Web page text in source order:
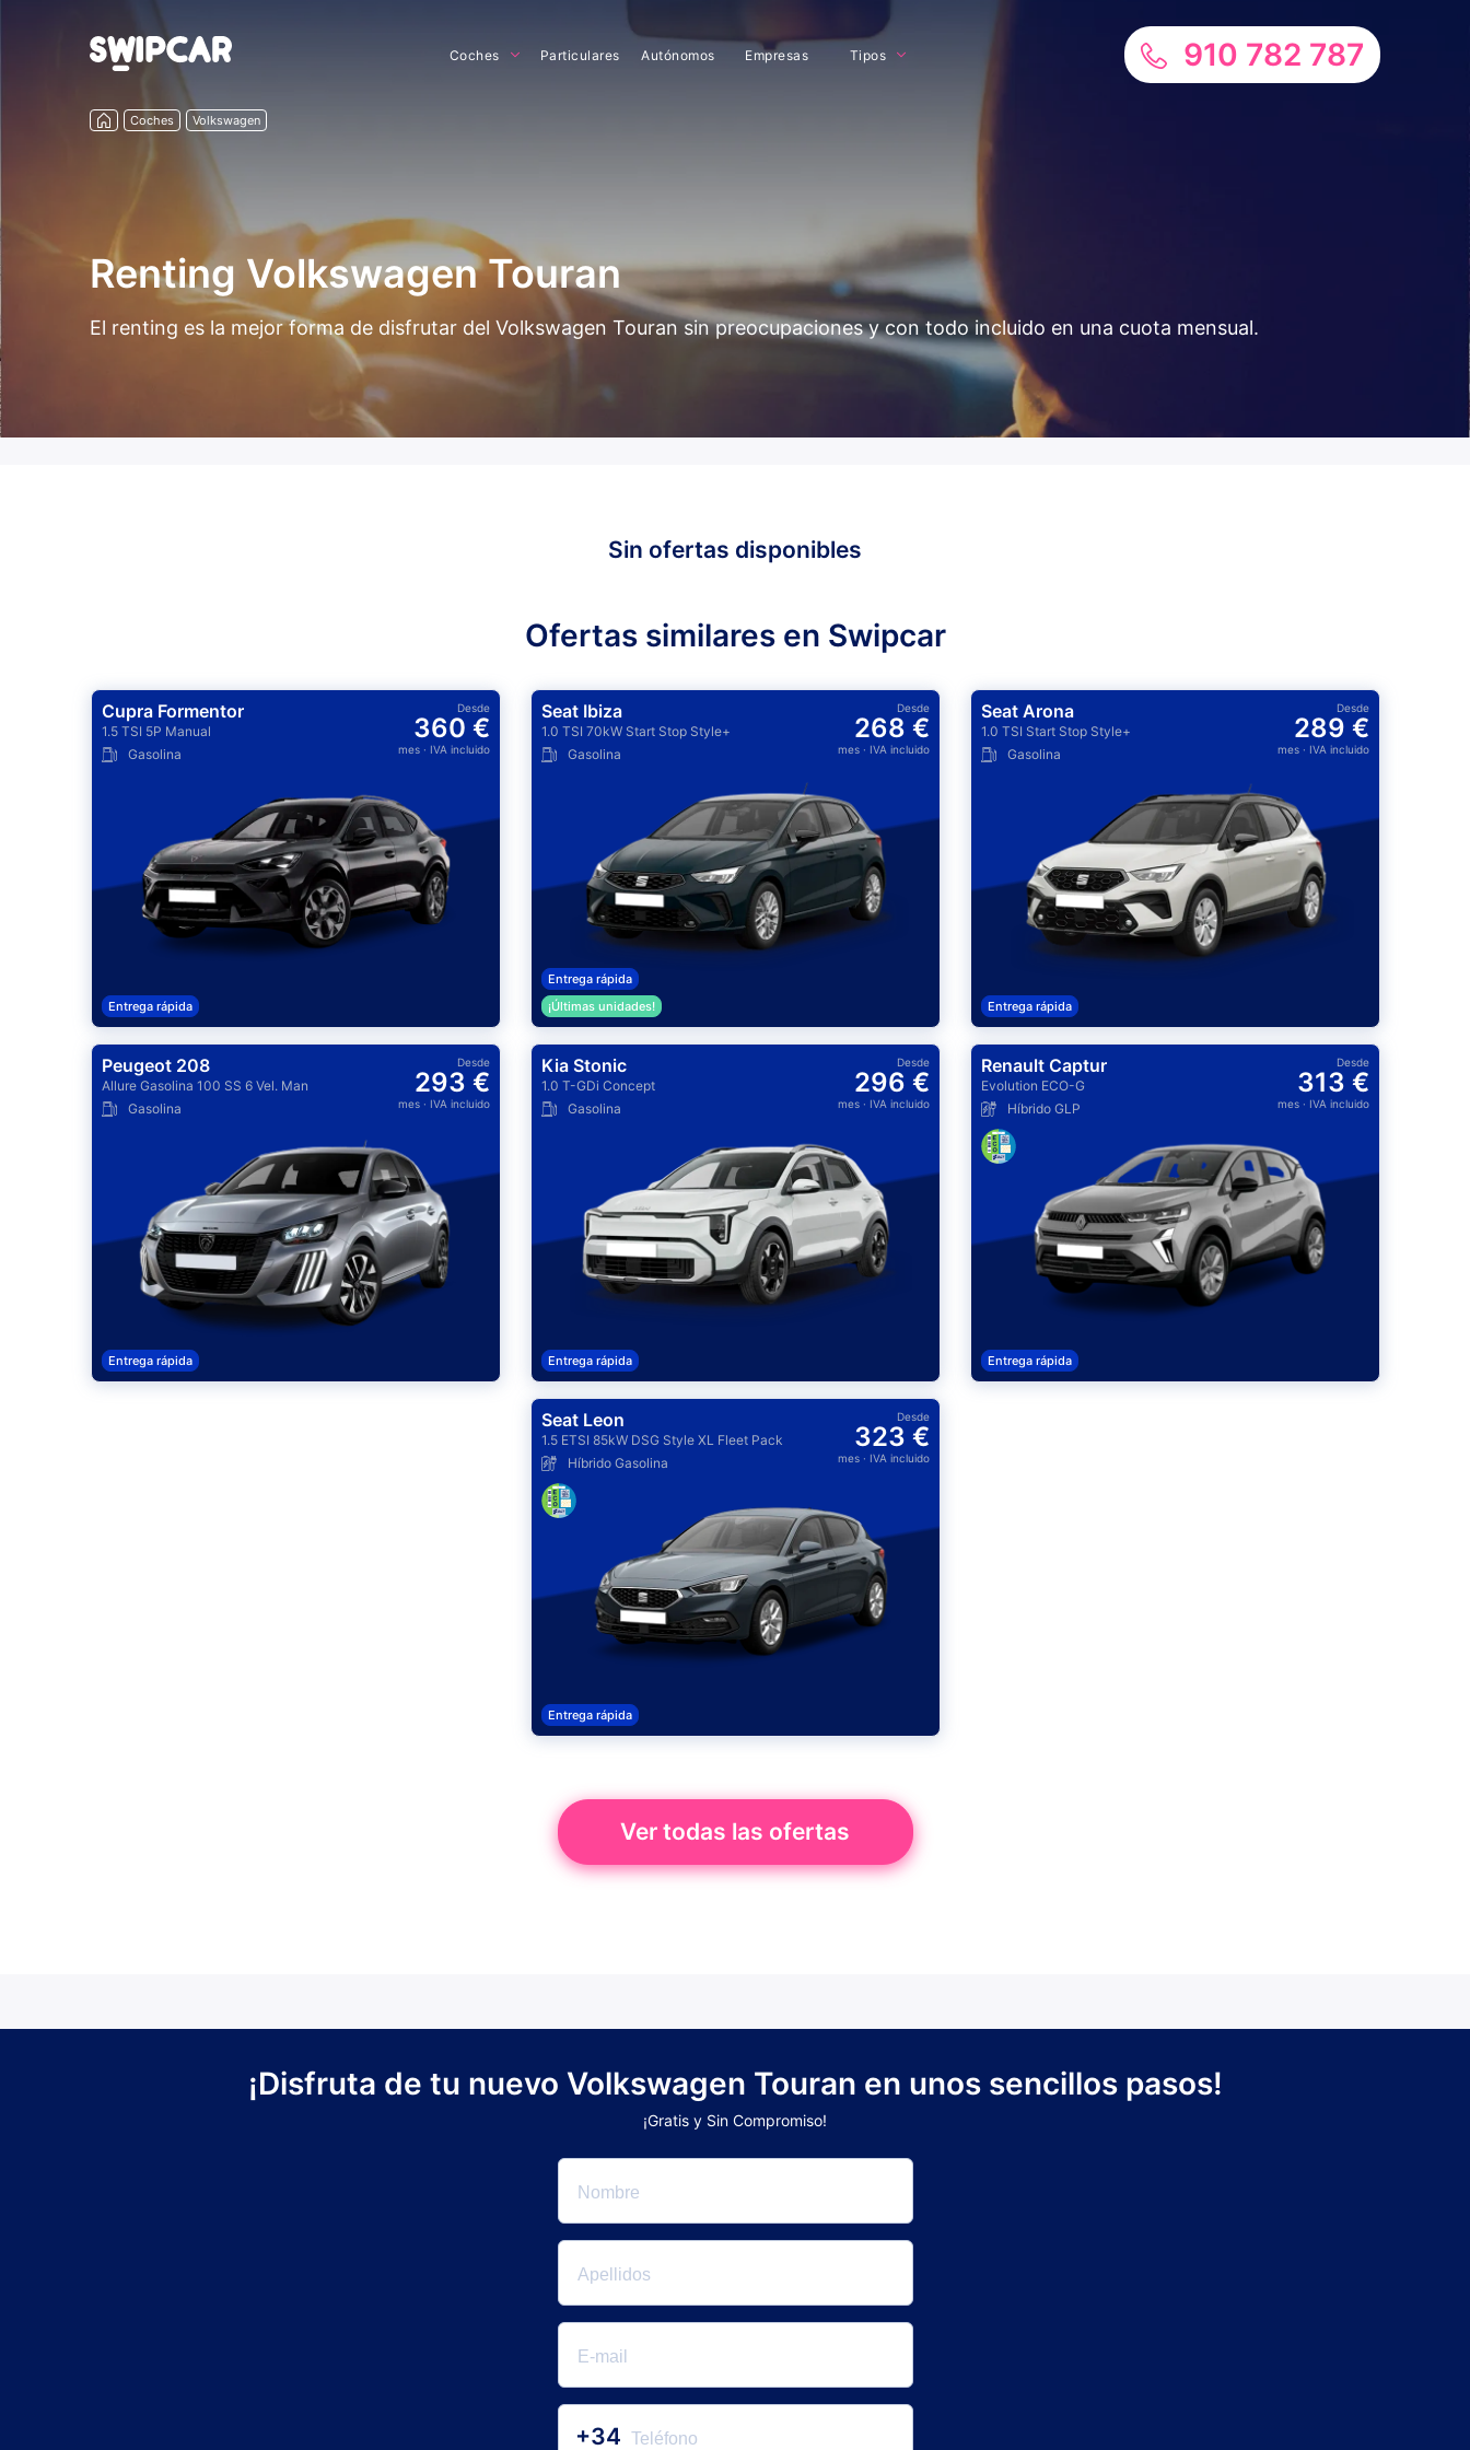
Coches Particulares Autónomos Empresas Tipos 910 782 787
Coches Volkswagen
Renting Volkswagen Touran
El renting es la mejor forma de disfrutar del Volkswagen Touran sin preocupaciones y con todo incluido en una cuota mensual.
Sin ofertas disponibles
Ofertas similares en Swipcar
Cupra Formentor
1.5 TSI 5P Manual
Gasolina
Desde
360 €
mes· IVA incluido
Entrega rápida
Seat Ibiza
1.0 TSI 70kW Start Stop Style+
Gasolina
Desde
268 €
mes· IVA incluido
Entrega rápida
¡Últimas unidades!
Seat Arona
1.0 TSI Start Stop Style+
Gasolina
Desde
289 €
mes· IVA incluido
Entrega rápida
Peugeot 208
Allure Gasolina 100 SS 6 Vel. Man
Gasolina
Desde
293 €
mes· IVA incluido
Entrega rápida
Kia Stonic
1.0 T-GDi Concept
Gasolina
Desde
296 €
mes· IVA incluido
Entrega rápida
Renault Captur
Evolution ECO-G
Híbrido GLP
Desde
313 €
mes· IVA incluido
Entrega rápida
Seat Leon
1.5 ETSI 85kW DSG Style XL Fleet Pack
Híbrido Gasolina
Desde
323 €
mes· IVA incluido
Entrega rápida
Ver todas las ofertas
¡Disfruta de tu nuevo Volkswagen Touran en unos sencillos pasos!
¡Gratis y Sin Compromiso!
+34